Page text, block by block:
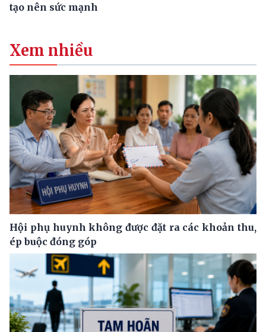
tạo nên sức mạnh
Xem nhiều
Hội phụ huynh không được đặt ra các khoản thu,
ép buộc đóng góp